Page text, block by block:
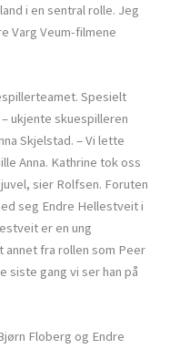
i en sentral rolle. Jeg
Varg Veum-filmene
Spesielt
ukjente skuespilleren
Skjelstad. – Vi lette
Anna. Kathrine tok oss
sier Rolfsen. Foruten
seg Endre Hellestveit i
er en ung
fra rollen som Peer
siste gang vi ser han på
Floberg og Endre